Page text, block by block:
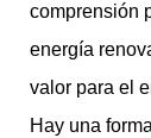
comprensión
energía
valor para el
Hay una